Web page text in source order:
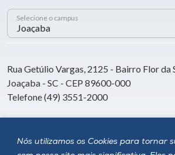
Nós utilizamos os Cookies para tornar
Selecione o campus
Rua Getúlio Vargas, 2125 - Bairro Flor da
Joaçaba - SC - CEP 89600-000
Telefone (49) 3551-2000
Siga a Unoesc